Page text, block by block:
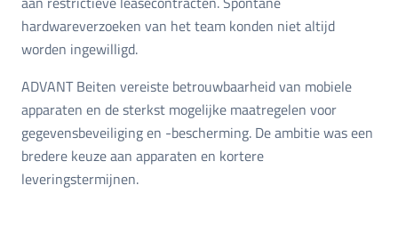
hardwareverzoeken van het team konden niet altijd
worden ingewilligd.
ADVANT Beiten vereiste betrouwbaarheid van mobiele
apparaten en de sterkst mogelijke maatregelen voor
gegevensbeveiliging en -bescherming. De ambitie was een
bredere keuze aan apparaten en kortere
leveringstermijnen.